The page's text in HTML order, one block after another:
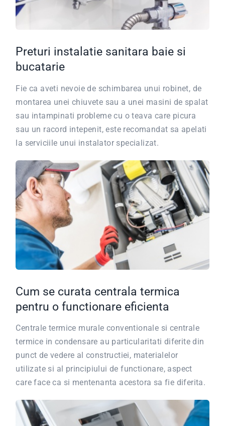
Preturi instalatie sanitara baie si
bucatarie
Fie ca aveti nevoie de schimbarea unui robinet, de
montarea unei chiuvete sau a unei masini de spalat
sau intampinati probleme cu o teava care picura
sau un racord intepenit, este recomandat sa apelati
la serviciile unui instalator specializat.
Cum se curata centrala termica
pentru o functionare eficienta
Centrale termice murale conventionale si centrale
termice in condensare au particularitati diferite din
punct de vedere al constructiei, materialelor
utilizate si al principiului de functionare, aspect
care face ca si mentenanta acestora sa fie diferita.